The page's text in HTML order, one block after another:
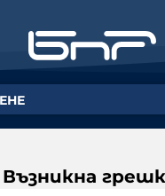
Възникна